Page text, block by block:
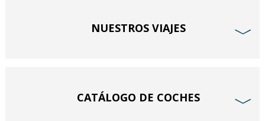
NUESTROS VIAJES ﹀
CATÁLOGO DE COCHES ﹀